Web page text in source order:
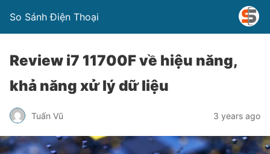
So Sánh Điện Thoại
Review i7 11700F về hiệu năng,
khả năng xử lý dữ liệu
Tuấn Vũ 3 years ago